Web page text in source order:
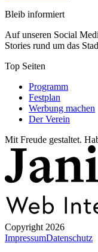
Bleib informiert
Auf unseren Social
Stories rund um das
Top Seiten
Programm
Festplan
Werbung machen
Der Verein
Mit Freude gestaltet.
Copyright 2026
ImpressumDatenschutz